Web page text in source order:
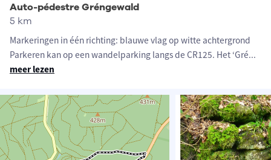
Auto-pédestre Gréngewald
5 km
Markeringen in één richting: blauwe vlag op witte achtergrond
Parkeren kan op een wandelparking langs de CR125. Het ‘Gré...
meer lezen